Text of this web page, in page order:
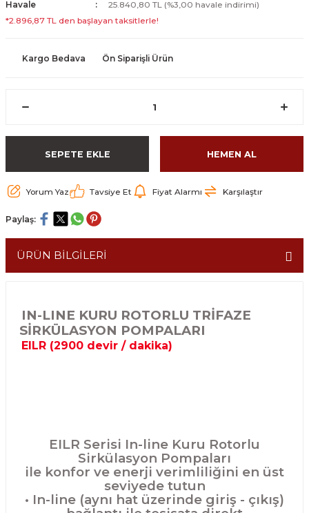
Havale
25.840,80 TL (%3,00 havale indirimi)
*2.896,87 TL den başlayan taksitlerle!
Kargo Bedava Ön Siparişli Ürün
SEPETE EKLE HEMEN AL
Yorum Yaz Tavsiye Et Fiyat Alarmı Karşılaştır
Paylaş:
ÜRÜN BİLGİLERİ
IN-LINE KURU ROTORLU TRİFAZE
SİRKÜLASYON POMPALARI
EILR (2900 devir / dakika)
EILR Serisi In-line Kuru Rotorlu
Sirkülasyon Pompaları
ile konfor ve enerji verimliliğini en üst
seviyede tutun
• In-line (aynı hat üzerinde giriş - çıkış)